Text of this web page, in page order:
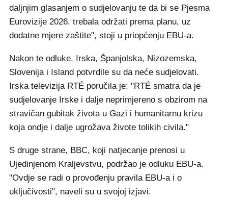
daljnjim glasanjem o sudjelovanju te da bi se Pjesma
Eurovizije 2026. trebala održati prema planu, uz
dodatne mjere zaštite", stoji u priopćenju EBU-a.
Nakon te odluke, Irska, Španjolska, Nizozemska,
Slovenija i Island potvrdile su da neće sudjelovati.
Irska televizija RTÉ poručila je: "RTÉ smatra da je
sudjelovanje Irske i dalje neprimjereno s obzirom na
stravičan gubitak života u Gazi i humanitarnu krizu
koja ondje i dalje ugrožava živote tolikih civila."
S druge strane, BBC, koji natjecanje prenosi u
Ujedinjenom Kraljevstvu, podržao je odluku EBU-a.
"Ovdje se radi o provođenju pravila EBU-a i o
uključivosti", naveli su u svojoj izjavi.